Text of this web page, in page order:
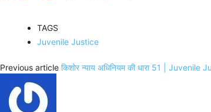
TAGS
Juvenile Justice
Previous article किशोर न्याय अधिनियम की धारा 51 |